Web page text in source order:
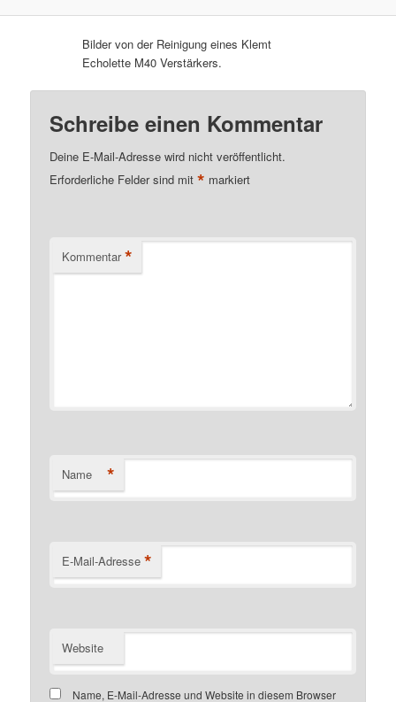
Bilder von der Reinigung eines Klemt
Echolette M40 Verstärkers.
Schreibe einen Kommentar
Deine E-Mail-Adresse wird nicht veröffentlicht.
Erforderliche Felder sind mit* markiert
Kommentar *
Name *
E-Mail-Adresse *
Website
Name, E-Mail-Adresse und Website in diesem Browser